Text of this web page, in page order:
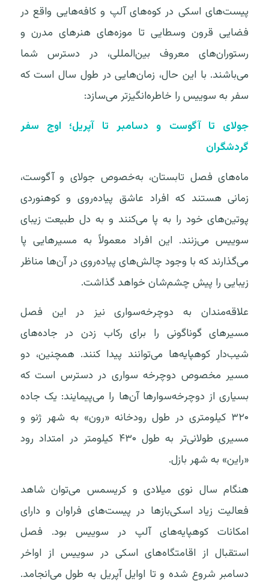
پیست‌های اسکی در کوه‌های آلپ و کافه‌هایی واقع در
فضایی قرون وسطایی تا موزه‌های هنرهای مدرن و
رستوران‌های معروف بین‌المللی، در دسترس شما
می‌باشند. با این حال، زمان‌هایی در طول سال است که
سفر به سوییس را خاطره‌انگیزتر می‌سازد:
جولای تا آگوست و دسامبر تا آپریل؛ اوج سفر
گردشگران
ماه‌های فصل تابستان، به‌خصوص جولای و آگوست،
زمانی هستند که افراد عاشق پیاده‌روی و کوهنوردی
پوتین‌های خود را به پا می‌کنند و به دل طبیعت زیبای
سوییس می‌زنند. این افراد معمولاً به مسیرهایی پا
می‌گذارند که با وجود چالش‌های پیاده‌روی در آن‌ها مناظر
زیبایی را پیش چشم‌شان خواهد گذاشت.
علاقه‌مندان به دوچرخه‌سواری نیز در این فصل
مسیرهای گوناگونی را برای رکاب زدن در جاده‌های
شیب‌دار کوهپایه‌ها می‌توانند پیدا کنند. همچنین، دو
مسیر مخصوص دوچرخه سواری در دسترس است که
بسیاری از دوچرخه‌سوارها آن‌ها را می‌پیمایند: یک جاده
۳۲۰ کیلومتری در طول رودخانه «رون» به شهر ژنو و
مسیری طولانی‌تر به طول ۴۳۰ کیلومتر در امتداد رود
«راین» به شهر بازل.
هنگام سال نوی میلادی و کریسمس می‌توان شاهد
فعالیت زیاد اسکی‌بازها در پیست‌های فراوان و دارای
امکانات کوهپایه‌های آلپ در سوییس بود. فصل
استقبال از اقامتگاه‌های اسکی در سوییس از اواخر
دسامبر شروع شده و تا اوایل آپریل به طول می‌انجامد.